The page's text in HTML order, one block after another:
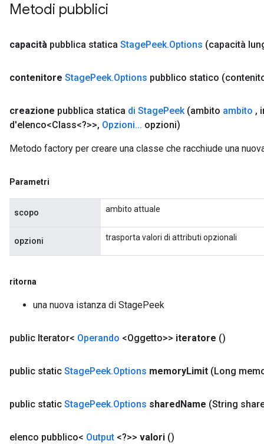
Metodi pubblici
capacità pubblica statica StagePeek.Options (capacità
contenitore StagePeek.Options pubblico statico
creazione pubblica statica di StagePeek (ambito ambito ,
d'elenco<Class<?>>, Opzioni... opzioni)
Metodo factory per creare una classe che racchiude una
Parametri
scopo ambito attuale
opzioni trasporta valori di attributi opzionali
ritorna
una nuova istanza di StagePeek
public Iterator< Operando <Oggetto>> iteratore ()
public static StagePeek.Options memoryLimit (Long
public static StagePeek.Options sharedName (String
elenco pubblico< Output <?>> valori ()